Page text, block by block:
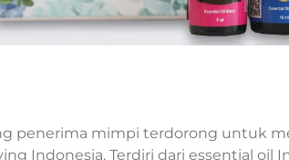
penerima mimpi terdorong untuk
Indonesia. Terdiri dari essential oil